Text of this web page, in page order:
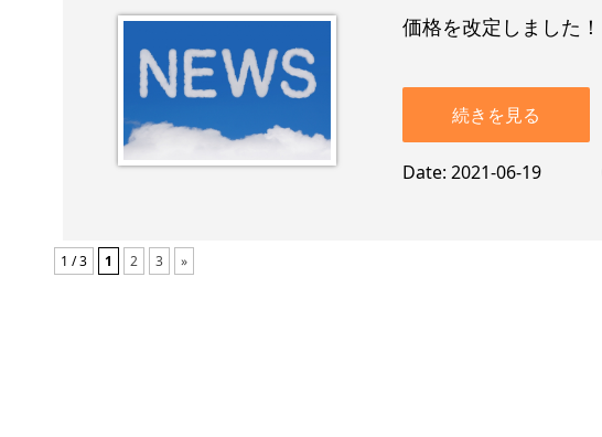
価格を改定しました
続きを見る
Date 2021-06-19
1 / 3 1 2 3 »